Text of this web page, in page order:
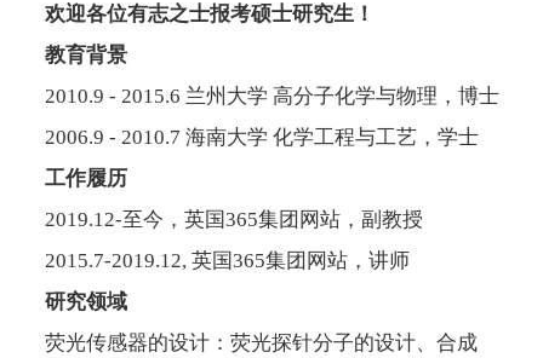
欢迎各位有志之士报考硕士研究生！
教育背景
2010.9 - 2015.6 兰州大学 高分子化学与物理，博士
2006.9 - 2010.7 海南大学 化学工程与工艺，学士
工作履历
2019.12-至今，英国365集团网站，副教授
2015.7-2019.12, 英国365集团网站，讲师
研究领域
荧光传感器的设计：荧光探针分子的设计、合成